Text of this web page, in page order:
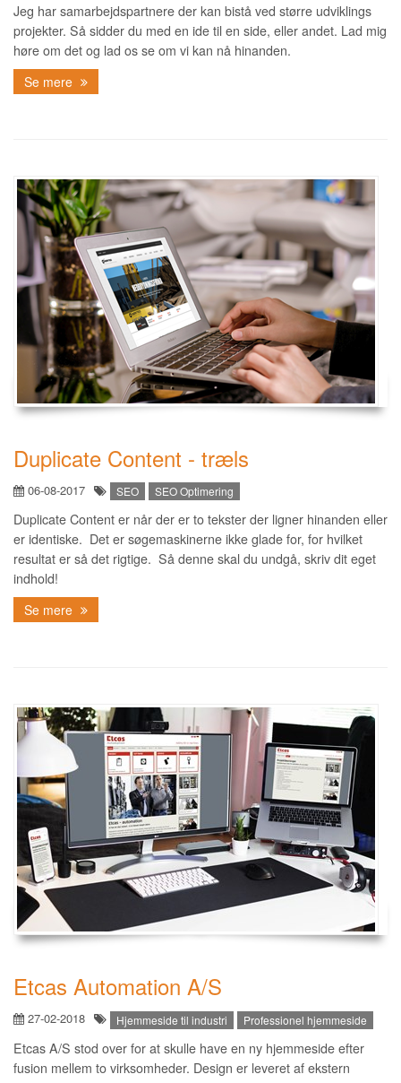
Jeg har samarbejdspartnere der kan bistå ved større udviklings
projekter. Så sidder du med en ide til en side, eller andet. Lad mig
høre om det og lad os se om vi kan nå hinanden.
Se mere
Duplicate Content - træls
06-08-2017 SEO SEO Optimering
Duplicate Content er når der er to tekster der ligner hinanden eller
er identiske. Det er søgemaskinerne ikke glade for, for hvilket
resultat er så det rigtige. Så denne skal du undgå, skriv dit eget
indhold!
Se mere
Etcas Automation A/S
27-02-2018 Hjemmeside til industri Professionel hjemmeside
Etcas A/S stod over for at skulle have en ny hjemmeside efter
fusion mellem to virksomheder. Design er leveret af ekstern